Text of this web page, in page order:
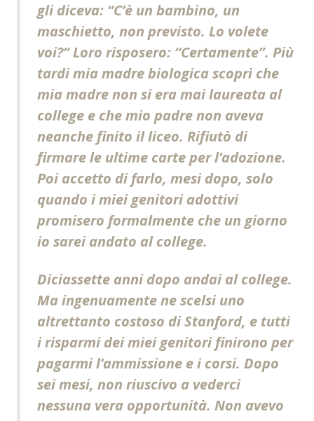
gli diceva: “C’è un bambino, un
maschietto, non previsto. Lo volete
voi?” Loro risposero: “Certamente”. Più
tardi mia madre biologica scoprì che
mia madre non si era mai laureata al
college e che mio padre non aveva
neanche finito il liceo. Rifiutò di
firmare le ultime carte per l’adozione.
Poi accetto di farlo, mesi dopo, solo
quando i miei genitori adottivi
promisero formalmente che un giorno
io sarei andato al college.
Diciassette anni dopo andai al college.
Ma ingenuamente ne scelsi uno
altrettanto costoso di Stanford, e tutti
i risparmi dei miei genitori finirono per
pagarmi l’ammissione e i corsi. Dopo
sei mesi, non riuscivo a vederci
nessuna vera opportunità. Non avevo